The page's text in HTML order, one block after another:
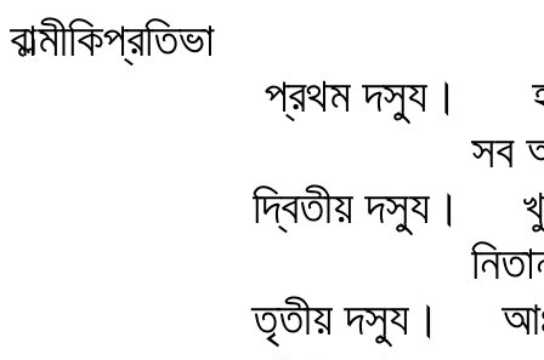
বাল্মীকিপ্রতিভা
প্রথম দস্যু।
সব
দ্বিতীয় দস্যু।
তৃতীয় দস্যু।